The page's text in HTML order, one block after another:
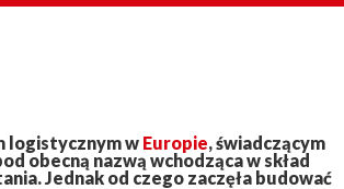
logistycznym w Europie, świadczącym
obecną nazwą wchodząca w skład
Jednak od czego zaczęła budować